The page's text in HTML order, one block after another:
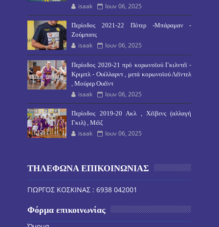
isaak Ιουν 06, 2025
Περίοδος 2021-22 Πότερ -Μπάραμαν -
Ζούμπατς
isaak Ιουν 06, 2025
Περίοδος 2020-21 πρό κορωνοϊού Γκιλντέϊ -
Κριμπλ - Ουίλλαρντ , μετά κορωνοϊού Λέϊντελ
, Μούρερ Ουέϊντ
isaak Ιουν 06, 2025
Περίοδος 2019-20 Ακλ , Χέϊβενς (αλλαγή
Γκιλ) , Μέϊζ
isaak Ιουν 06, 2025
ΤΗΛΕΦΩΝΑ ΕΠΙΚΟΙΝΩΝΙΑΣ
ΓΙΩΡΓΟΣ ΚΟΣΚΙΝΑΣ : 6938 042001
Φόρμα επικοινωνίας